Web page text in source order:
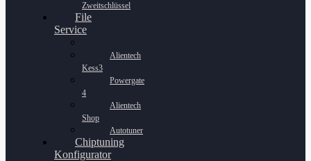
Zweitschlüssel
File
Service
Alientech
Kess3
Powergate
4
Alientech
Shop
Autotuner
Chiptuning
Konfigurator